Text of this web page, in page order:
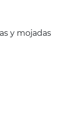
y mojadas